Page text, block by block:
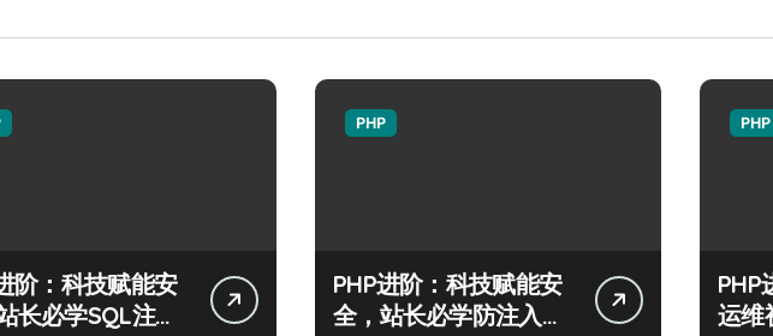
阶：科技赋能安
长必学SQL注入
PHP
PHP进阶：科技赋能安
全，站长必学防注入核
PHP
PHP
运维